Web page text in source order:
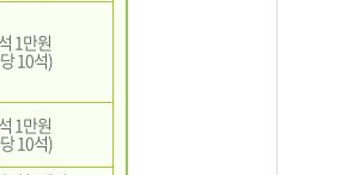
1만원
10석)
1만원
10석)